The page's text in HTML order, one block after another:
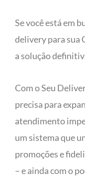
Se você está em
delivery para sua
a solução
Com o Seu
precisa para
atendimento
um sistema que
promoções e
– e ainda com o